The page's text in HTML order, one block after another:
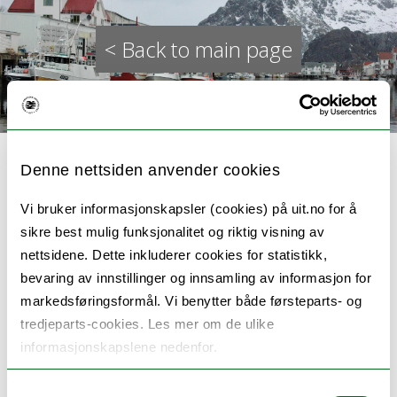
Denne nettsiden anvender cookies
Vi bruker informasjonskapsler (cookies) på uit.no for å
sikre best mulig funksjonalitet og riktig visning av
nettsidene. Dette inkluderer cookies for statistikk,
bevaring av innstillinger og innsamling av informasjon for
markedsføringsformål. Vi benytter både førsteparts- og
tredjeparts-cookies. Les mer om de ulike
informasjonskapslene nedenfor.
< Back to main page
Ecological and social
transformations of coastal
India (PhD project)